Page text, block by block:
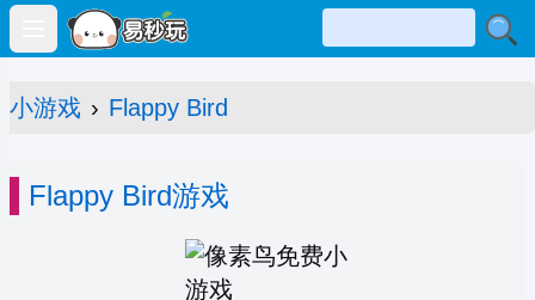
Open main menu
小游戏 › Flappy Bird
Flappy Bird游戏